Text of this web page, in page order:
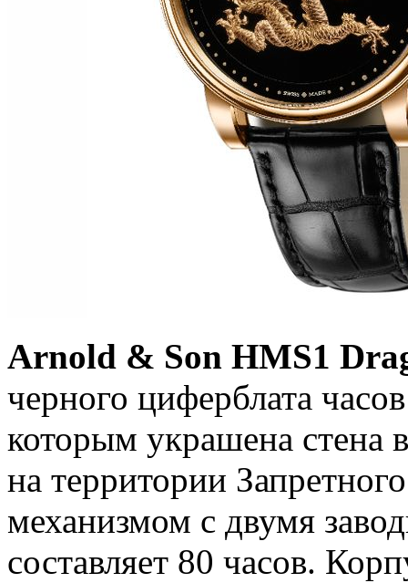
Arnold & Son HMS1
черного циферблата
которым украшена стена
на территории
механизмом с двумя
составляет 80 часов.